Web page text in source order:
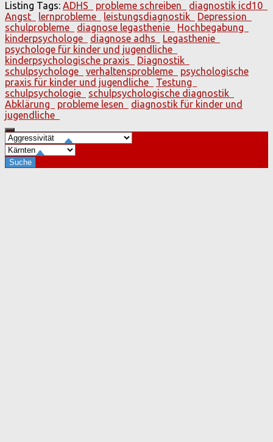
Listing Tags: ADHS probleme schreiben
diagnostik icd10
Angst
lernprobleme leistungsdiagnostik
Depression
schulprobleme
diagnose legasthenie
Hochbegabung
kinderpsychologe
diagnose adhs
Legasthenie
psychologe für kinder und jugendliche
kinderpsychologische praxis
Diagnostik
schulpsychologe
verhaltensprobleme
psychologische
praxis für kinder und jugendliche
Testung
schulpsychologie
schulpsychologische diagnostik
Abklärung
probleme lesen
diagnostik für kinder und
jugendliche